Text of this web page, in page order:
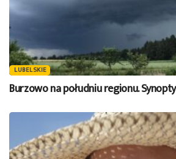
LUBELSKIE
Burzowo na południu regionu.